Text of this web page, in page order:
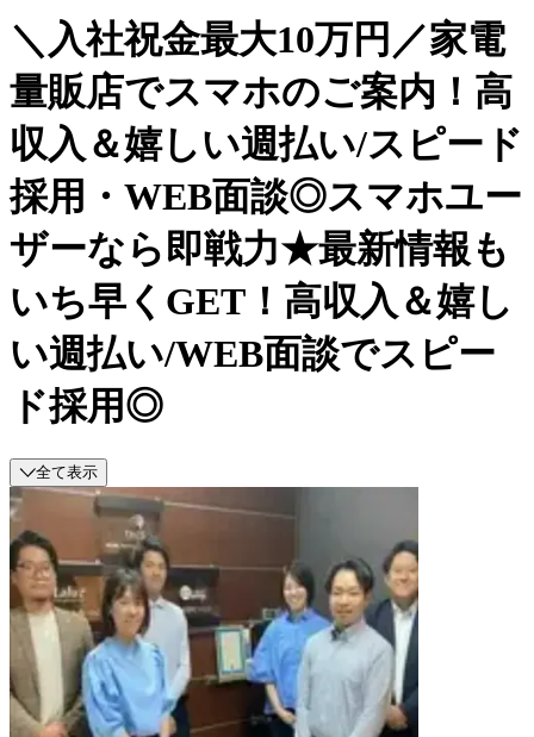
＼入社祝金最大10万円／家電
量販店でスマホのご案内！高
収入＆嬉しい週払い/スピード
採用・WEB面談◎スマホユー
ザーなら即戦力★最新情報も
いち早くGET！高収入＆嬉し
い週払い/WEB面談でスピー
ド採用◎
全て表示